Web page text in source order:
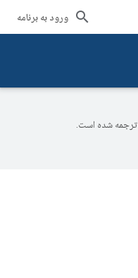
ورود به برنامه
ترجمه شده است.